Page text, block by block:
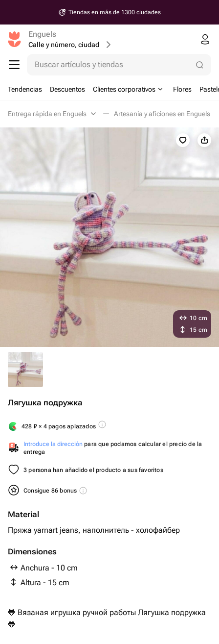
Tiendas en más de 1300 ciudades
Enguels
Calle y número, ciudad
Buscar artículos y tiendas
Tendencias Descuentos Clientes corporativos Flores
Entrega rápida en Enguels Artesanía y aficiones en Enguels
Лягушка подружка
428 ₽ × 4 pagos aplazados
Introduce la dirección para que podamos calcular el precio de la
entrega
3 persona han añadido el producto a sus favoritos
Consigue 86 bonus
Material
Пряжа yarnart jeans, наполнитель - холофайбер
Dimensiones
Anchura - 10 cm
Altura - 15 cm
10 cm
15 cm
🐸 Вязаная игрушка ручной работы Лягушка подружка
🐸